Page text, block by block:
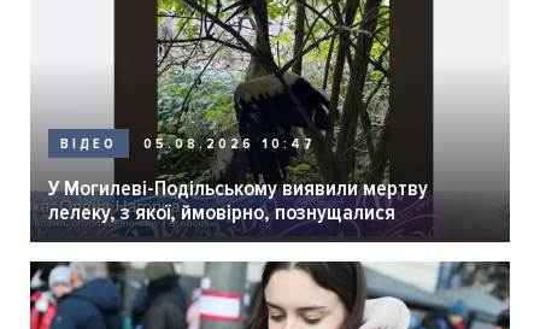
ВІДЕО 05.08.2026 10:47
У Могилеві-Подільському виявили мертву
лелеку, з якої, ймовірно, познущалися